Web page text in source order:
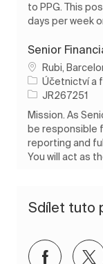
to PPG. This
days per week
Senior
Umístění
Rubi,
Kategorie
Účetnictví a
ID úlohy
JR267251
Mission. As
be responsible
reporting and
You will act as
Sdílet tuto
Sdílet